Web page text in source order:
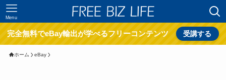
Menu
完全無料でeBay輸出が学べるフリーコンテンツ 受講する
ホーム eBay